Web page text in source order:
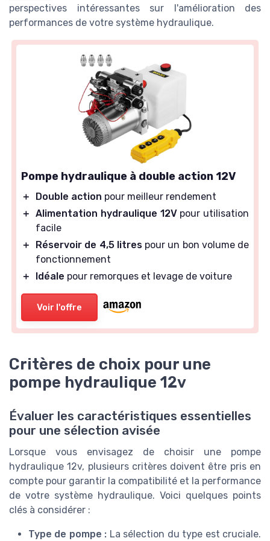
perspectives intéressantes sur l'amélioration des
performances de votre système hydraulique.
Pompe hydraulique à double action 12V
＋ Double action pour meilleur rendement
＋ Alimentation hydraulique 12Vpour utilisation
facile
＋
Réservoir de 4,5 litrespour un bon volume de
fonctionnement
＋
Idéale pour remorques et levage de voiture
Voir l'offre
Critères de choix pour une
pompe hydraulique 12v
Évaluer les caractéristiques essentielles
pour une sélection avisée
Lorsque vous envisagez de choisir une pompe
hydraulique 12v, plusieurs critères doivent être pris en
compte pour garantir la compatibilité et la performance
de votre système hydraulique. Voici quelques points
clés à considérer :
Type de pompe : La sélection du type est cruciale.